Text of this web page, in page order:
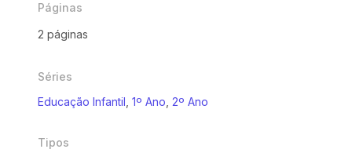
Páginas
2 páginas
Séries
Educação Infantil 1º Ano 2º Ano
Tipos